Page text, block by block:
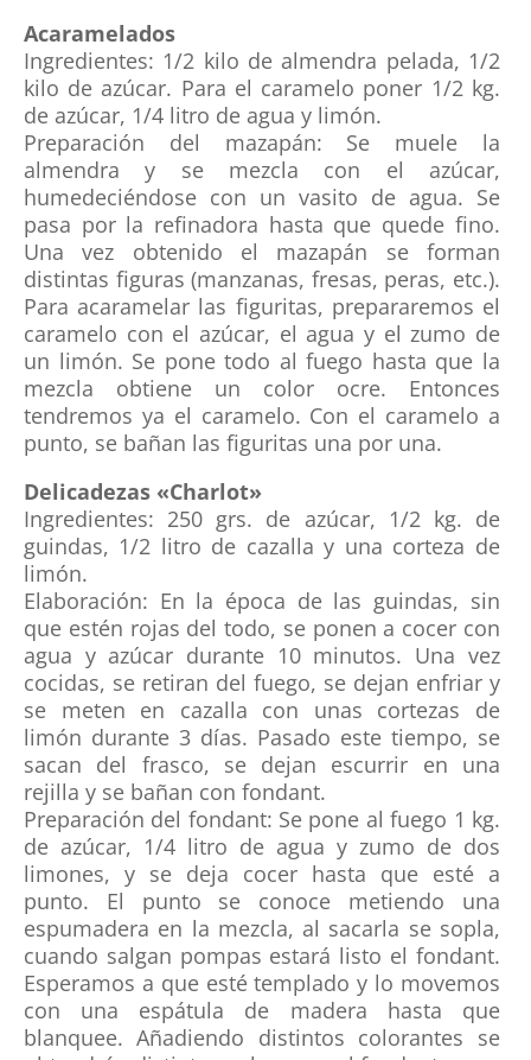
Acaramelados
Ingredientes: 1/2 kilo de almendra pelada, 1/2
kilo de azúcar. Para el caramelo poner 1/2 kg.
de azúcar, 1/4 litro de agua y limón.
Preparación del mazapán: Se muele la
almendra y se mezcla con el azúcar,
humedeciéndose con un vasito de agua. Se
pasa por la refinadora hasta que quede fino.
Una vez obtenido el mazapán se forman
distintas figuras (manzanas, fresas, peras, etc.).
Para acaramelar las figuritas, prepararemos el
caramelo con el azúcar, el agua y el zumo de
un limón. Se pone todo al fuego hasta que la
mezcla obtiene un color ocre. Entonces
tendremos ya el caramelo. Con el caramelo a
punto, se bañan las figuritas una por una.
Delicadezas «Charlot»
Ingredientes: 250 grs. de azúcar, 1/2 kg. de
guindas, 1/2 litro de cazalla y una corteza de
limón.
Elaboración: En la época de las guindas, sin
que estén rojas del todo, se ponen a cocer con
agua y azúcar durante 10 minutos. Una vez
cocidas, se retiran del fuego, se dejan enfriar y
se meten en cazalla con unas cortezas de
limón durante 3 días. Pasado este tiempo, se
sacan del frasco, se dejan escurrir en una
rejilla y se bañan con fondant.
Preparación del fondant: Se pone al fuego 1 kg.
de azúcar, 1/4 litro de agua y zumo de dos
limones, y se deja cocer hasta que esté a
punto. El punto se conoce metiendo una
espumadera en la mezcla, al sacarla se sopla,
cuando salgan pompas estará listo el fondant.
Esperamos a que esté templado y lo movemos
con una espátula de madera hasta que
blanquee. Añadiendo distintos colorantes se